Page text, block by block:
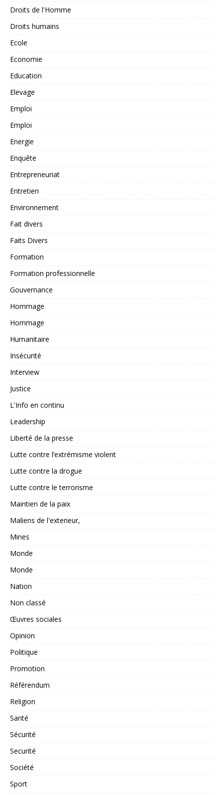
Droits de l'Homme
Droits humains
Ecole
Economie
Education
Elevage
Emploi
Emploi
Energie
Enquête
Entrepreneuriat
Entretien
Environnement
Fait divers
Faits Divers
Formation
Formation professionnelle
Gouvernance
Hommage
Hommage
Humanitaire
Insécurité
Interview
Justice
L'Info en continu
Leadership
Liberté de la presse
Lutte contre l’extrémisme violent
Lutte contre la drogue
Lutte contre le terrorisme
Maintien de la paix
Maliens de l'exterieur,
Mines
Monde
Monde
Nation
Non classé
Œuvres sociales
Opinion
Politique
Promotion
Référendum
Religion
Santé
Sécurité
Securité
Société
Sport